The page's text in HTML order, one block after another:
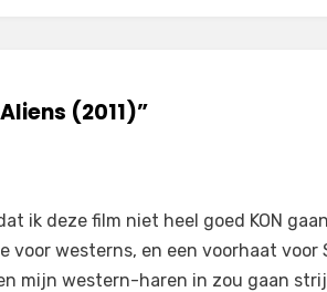
(2011)”
ik deze film niet heel goed KON
voor westerns, en een voorhaat voor
mijn western-haren in zou gaan